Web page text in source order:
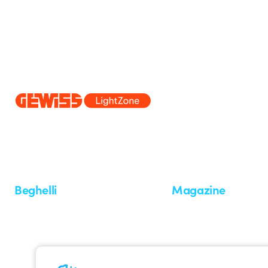
Beghelli Magazine